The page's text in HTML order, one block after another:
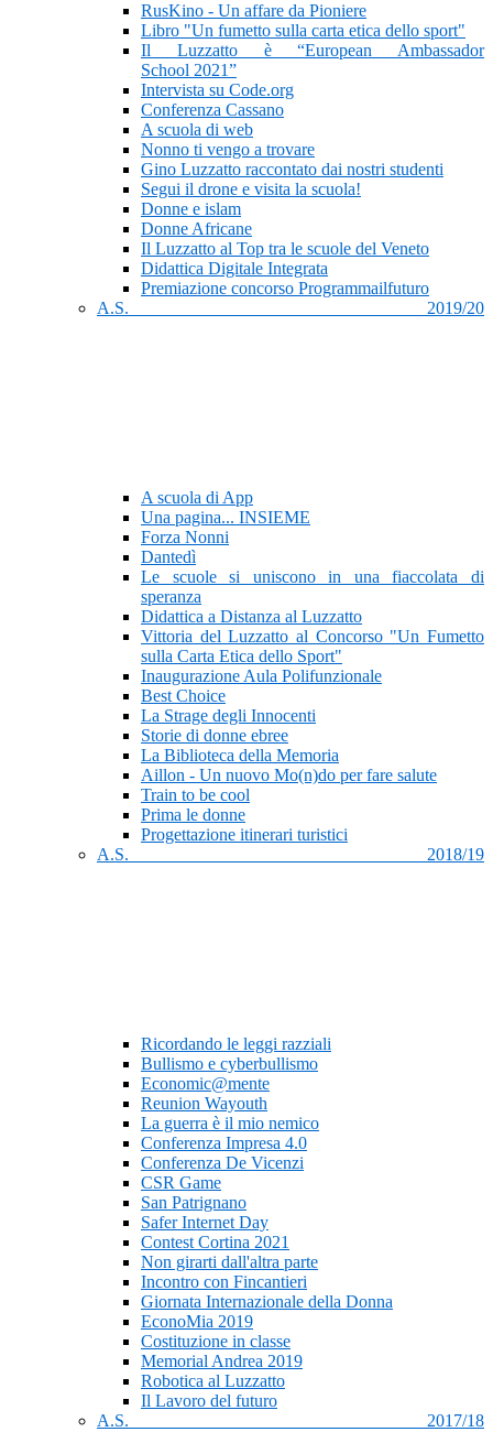
RusKino - Un affare da Pioniere
Libro "Un fumetto sulla carta etica dello sport"
Il Luzzatto è “European Ambassador
School 2021”
Intervista su Code.org
Conferenza Cassano
A scuola di web
Nonno ti vengo a trovare
Gino Luzzatto raccontato dai nostri studenti
Segui il drone e visita la scuola!
Donne e islam
Donne Africane
Il Luzzatto al Top tra le scuole del Veneto
Didattica Digitale Integrata
Premiazione concorso Programmailfuturo
A.S. 2019/20
A scuola di App
Una pagina... INSIEME
Forza Nonni
Dantedì
Le scuole si uniscono in una fiaccolata di
speranza
Didattica a Distanza al Luzzatto
Vittoria del Luzzatto al Concorso "Un Fumetto
sulla Carta Etica dello Sport"
Inaugurazione Aula Polifunzionale
Best Choice
La Strage degli Innocenti
Storie di donne ebree
La Biblioteca della Memoria
Aillon - Un nuovo Mo(n)do per fare salute
Train to be cool
Prima le donne
Progettazione itinerari turistici
A.S. 2018/19
Ricordando le leggi razziali
Bullismo e cyberbullismo
Economic@mente
Reunion Wayouth
La guerra è il mio nemico
Conferenza Impresa 4.0
Conferenza De Vicenzi
CSR Game
San Patrignano
Safer Internet Day
Contest Cortina 2021
Non girarti dall'altra parte
Incontro con Fincantieri
Giornata Internazionale della Donna
EconoMia 2019
Costituzione in classe
Memorial Andrea 2019
Robotica al Luzzatto
Il Lavoro del futuro
A.S. 2017/18